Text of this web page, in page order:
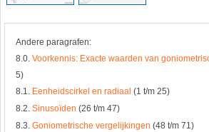
Andere paragrafen:
8.0. Voorkennis: Exacte waarden van
5)
8.1. Eenheidscirkel en radiaal (1 t/m 25)
8.2. Sinusoïden (26 t/m 47)
8.3. Goniometrische vergelijkingen (48 t/m 71)
HAVO 5B - Hoofdstuk 10 - Meetkundige
berekeningen
VWO
(Nog geen toetsen)
18. Matrices
19. Omtrek cirkel